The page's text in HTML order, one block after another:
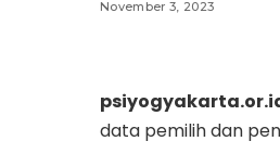
November 3, 2023
data pemilih dan